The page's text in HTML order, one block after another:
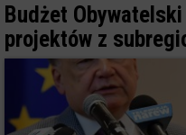
Budżet
projektów z